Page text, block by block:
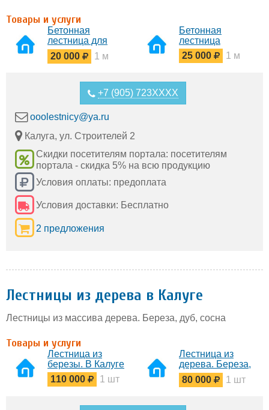
Товары и услуги
Бетонная
лестница для
дома
20 000 1 м
Бетонная
лестница
25 000
1 м
+7 (905) 723XXXX
ooolestnicy@ya.ru
Калуга, ул. Строителей 2
Скидки посетителям портала: посетителям
портала - скидка 5% на всю продукцию
Условия оплаты: предоплата
Условия доставки: Бесплатно
2 предложения
Лестницы из дерева в Калуге
Лестницы из массива дерева. Береза, дуб, сосна
Товары и услуги
Лестница из
березы. В Калуге
110 000
1 шт
Лестница из
дерева. Береза,
сосна, дуб
80 000 1 шт